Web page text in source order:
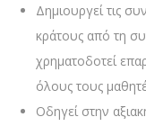
Δημιουργεί τις
κράτους από τη
χρηματοδοτεί
όλους τους
Οδηγεί στην